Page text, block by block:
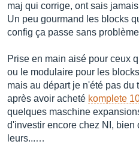
maj qui corrige, ont sais
Un peu gourmand les blocks
config ça passe sans
Prise en main aisé pour ceux
ou le modulaire pour les
mais au départ je n'été pas du
après avoir acheté komplete
quelques maschine
d'investir encore chez NI, bien
leurs...…